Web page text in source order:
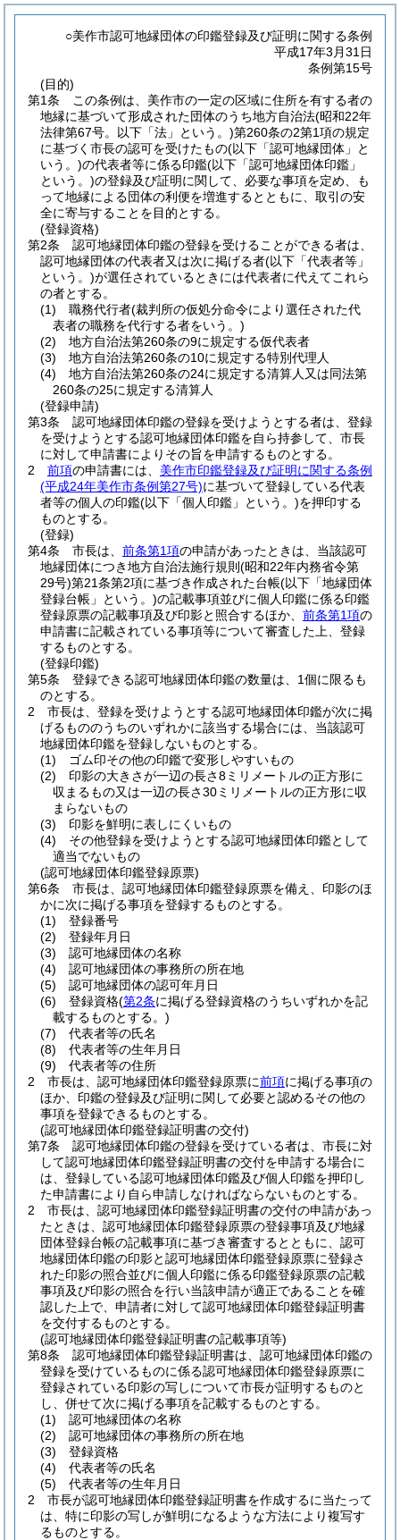
○美作市認可地縁団体の印鑑登録及び証明に関する条例
平成17年3月31日
条例第15号
(目的)
第1条
この条例は、美作市の一定の区域に住所を有する者の
地縁に基づいて形成された団体のうち地方自治法(昭和22年
法律第67号。以下「法」という。)第260条の2第1項の規定
に基づく市長の認可を受けたもの(以下「認可地縁団体」と
いう。)の代表者等に係る印鑑(以下「認可地縁団体印鑑」
という。)の登録及び証明に関して、必要な事項を定め、も
って地縁による団体の利便を増進するとともに、取引の安
全に寄与することを目的とする。
(登録資格)
第2条
認可地縁団体印鑑の登録を受けることができる者は、
認可地縁団体の代表者又は次に掲げる者(以下「代表者等」
という。)が選任されているときには代表者に代えてこれら
の者とする。
(1)
職務代行者(裁判所の仮処分命令により選任された代
表者の職務を代行する者をいう。)
(2)
地方自治法第260条の9に規定する仮代表者
(3)
地方自治法第260条の10に規定する特別代理人
(4)
地方自治法第260条の24に規定する清算人又は同法第
260条の25に規定する清算人
(登録申請)
第3条
認可地縁団体印鑑の登録を受けようとする者は、登録
を受けようとする認可地縁団体印鑑を自ら持参して、市長
に対して申請書によりその旨を申請するものとする。
2
前項の申請書には、 美作市印鑑登録及び証明に関する条例
(平成24年美作市条例第27号)に基づいて登録している代表
者等の個人の印鑑(以下「個人印鑑」という。)を押印する
ものとする。
(登録)
第4条
市長は、 前条第1項の申請があったときは、当該認可
地縁団体につき地方自治法施行規則 (昭和22年内務省令第
29号)第21条第2項に基づき作成された台帳(以下「地縁団体
登録台帳」という。)の記載事項並びに個人印鑑に係る印鑑
登録原票の記載事項及び印影と照合するほか、 前条第1項の
申請書に記載されている事項等について審査した上、登録
するものとする。
(登録印鑑)
第5条
登録できる認可地縁団体印鑑の数量は、1個に限るも
のとする。
2
市長は、登録を受けようとする認可地縁団体印鑑が次に掲
げるもののうちのいずれかに該当する場合には、当該認可
地縁団体印鑑を登録しないものとする。
(1)
ゴム印その他の印鑑で変形しやすいもの
(2)
印影の大きさが一辺の長さ8ミリメートルの正方形に
収まるもの又は一辺の長さ30ミリメートルの正方形に収
まらないもの
(3)
印影を鮮明に表しにくいもの
(4)
その他登録を受けようとする認可地縁団体印鑑として
適当でないもの
(認可地縁団体印鑑登録原票)
第6条
市長は、認可地縁団体印鑑登録原票を備え、印影のほ
かに次に掲げる事項を登録するものとする。
(1)
登録番号
(2)
登録年月日
(3)
認可地縁団体の名称
(4)
認可地縁団体の事務所の所在地
(5)
認可地縁団体の認可年月日
(6)
登録資格(第2条に掲げる登録資格のうちいずれかを記
載するものとする。)
(7)
代表者等の氏名
(8)
代表者等の生年月日
(9)
代表者等の住所
2
市長は、認可地縁団体印鑑登録原票に前項に掲げる事項の
ほか、印鑑の登録及び証明に関して必要と認めるその他の
事項を登録できるものとする。
(認可地縁団体印鑑登録証明書の交付)
第7条
認可地縁団体印鑑の登録を受けている者は、市長に対
して認可地縁団体印鑑登録証明書の交付を申請する場合に
は、登録している認可地縁団体印鑑及び個人印鑑を押印し
た申請書により自ら申請しなければならないものとする。
2
市長は、認可地縁団体印鑑登録証明書の交付の申請があっ
たときは、認可地縁団体印鑑登録原票の登録事項及び地縁
団体登録台帳の記載事項に基づき審査するとともに、認可
地縁団体印鑑の印影と認可地縁団体印鑑登録原票に登録さ
れた印影の照合並びに個人印鑑に係る印鑑登録原票の記載
事項及び印影の照合を行い当該申請が適正であることを確
認した上で、申請者に対して認可地縁団体印鑑登録証明書
を交付するものとする。
(認可地縁団体印鑑登録証明書の記載事項等)
第8条
認可地縁団体印鑑登録証明書は、認可地縁団体印鑑の
登録を受けているものに係る認可地縁団体印鑑登録原票に
登録されている印影の写しについて市長が証明するものと
し、併せて次に掲げる事項を記載するものとする。
(1)
認可地縁団体の名称
(2)
認可地縁団体の事務所の所在地
(3)
登録資格
(4)
代表者等の氏名
(5)
代表者等の生年月日
2
市長が認可地縁団体印鑑登録証明書を作成するに当たって
は、特に印影の写しが鮮明になるような方法により複写す
るものとする。